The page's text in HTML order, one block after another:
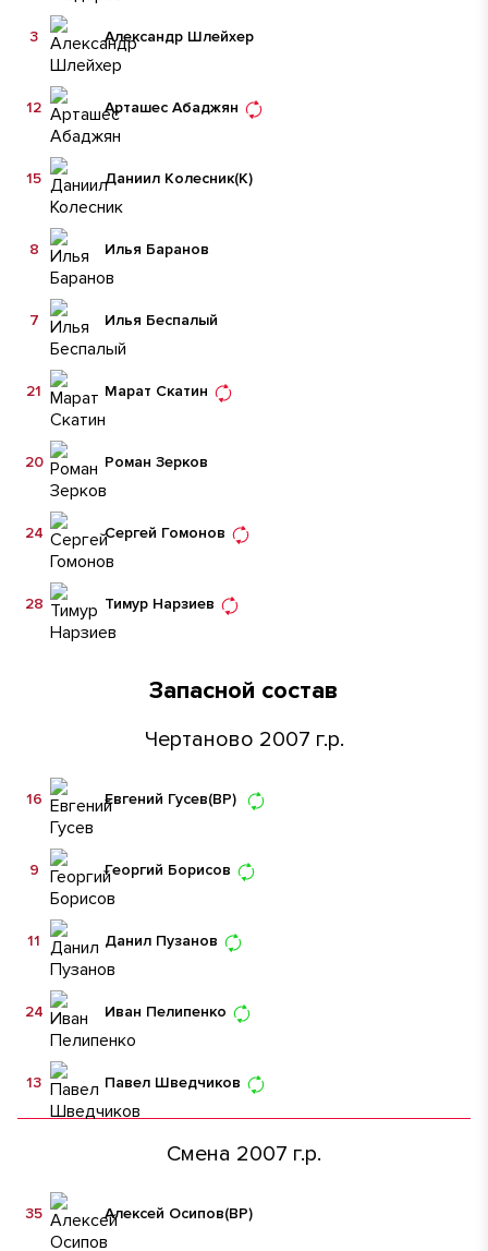
Александр Шлейхер
3
Арташес Абаджян
12
Даниил Колесник(К)
15
Илья Баранов
8
Илья Беспалый
7
Марат Скатин
21
Роман Зерков
20
Сергей Гомонов
24
Тимур Нарзиев
28
Запасной состав
Чертаново 2007 г.р.
Евгений Гусев(ВР)
16
Георгий Борисов
9
Данил Пузанов
11
Иван Пелипенко
24
Павел Шведчиков
13
Смена 2007 г.р.
Алексей Осипов(ВР)
35